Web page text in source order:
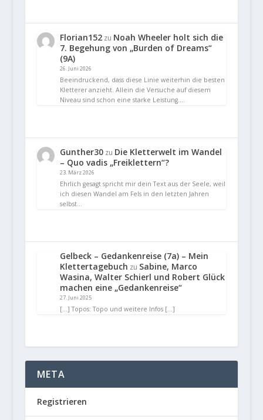
Florian152zu Noah Wheeler holt sich die
7. Begehung von „Burden of Dreams“
(9A)
26. Juni 2026
Beeindruckend, dass diese Linie weiterhin die besten
Kletterer anzieht. Allein die Versuche auf diesem
Niveau sind schon eine starke Leistung.…
Gunther30zu Die Kletterwelt im Wandel
– Quo vadis „Freiklettern“?
23. März 2026
Ehrlich gesagt spricht mir dein Text aus der Seele, weil
ich diesen Wandel am Fels in den letzten Jahren
selbst…
Gelbeck – Gedankenreise (7a) – Mein
Klettertagebuch zu Sabine, Marco
Wasina, Walter Schierl und Robert Glück
machen eine „Gedankenreise“
27. Juni 2025
[…] Topos: Topo und weitere Infos […]
META
Registrieren